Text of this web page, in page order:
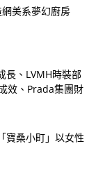
美系夢幻廚房
長、LVMH時裝部
效、Prada集團財
寶桑小町」以女性